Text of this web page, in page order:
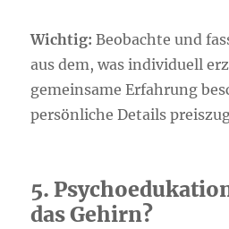
Wichtig: Beobachte und
aus dem, was individuell
gemeinsame Erfahrung
persönliche Details
5.
das Gehirn?